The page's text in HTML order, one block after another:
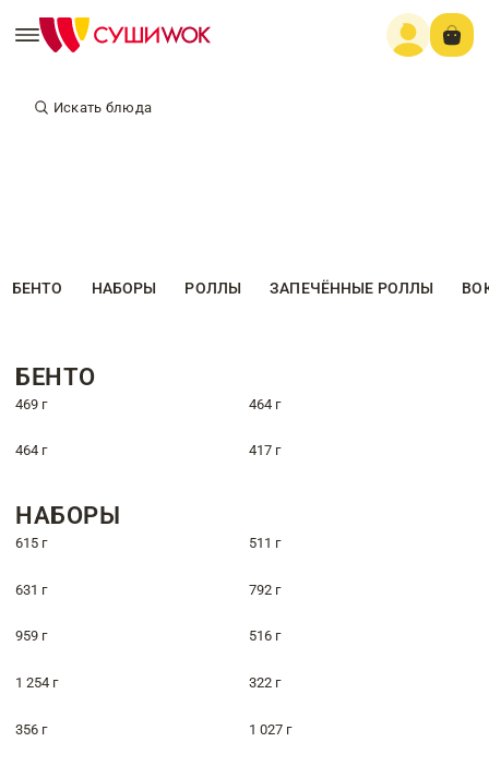
Искать блюда
БЕНТО НАБОРЫ РОЛЛЫ ЗАПЕЧЁННЫЕ РОЛЛЫ
БЕНТО
469 г 464 г
464 г 417 г
НАБОРЫ
615 г 511 г
631 г 792 г
959 г 516 г
1 254 г 322 г
356 г 1 027 г